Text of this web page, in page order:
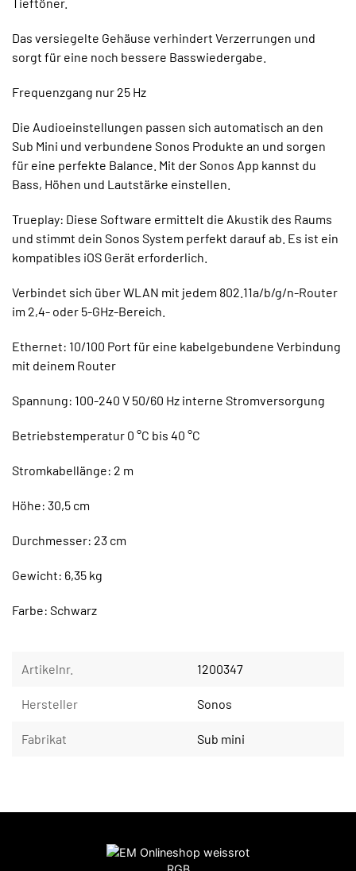
Das versiegelte Gehäuse verhindert Verzerrungen und
sorgt für eine noch bessere Basswiedergabe.
Frequenzgang nur 25 Hz
Die Audioeinstellungen passen sich automatisch an den
Sub Mini und verbundene Sonos Produkte an und sorgen
für eine perfekte Balance. Mit der Sonos App kannst du
Bass, Höhen und Lautstärke einstellen.
Trueplay: Diese Software ermittelt die Akustik des Raums
und stimmt dein Sonos System perfekt darauf ab. Es ist ein
kompatibles iOS Gerät erforderlich.
Verbindet sich über WLAN mit jedem 802.11a/b/g/n-Router
im 2,4- oder 5-GHz-Bereich.
Ethernet: 10/100 Port für eine kabelgebundene Verbindung
mit deinem Router
Spannung: 100-240 V 50/60 Hz interne Stromversorgung
Betriebstemperatur 0 °C bis 40 °C
Stromkabellänge: 2 m
Höhe: 30,5 cm
Durchmesser: 23 cm
Gewicht: 6,35 kg
Farbe: Schwarz
Artikelnr. 1200347
Hersteller Sonos
Fabrikat Sub mini